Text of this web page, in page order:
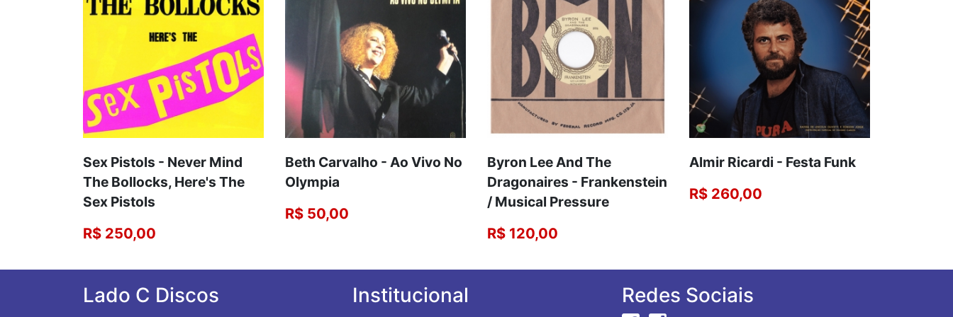
Sex Pistols - Never Mind
The Bollocks, Here's The
Sex Pistols
R$ 250,00
Beth Carvalho - Ao Vivo No
Olympia
R$ 50,00
Byron Lee And The
Dragonaires - Frankenstein
/ Musical Pressure
R$ 120,00
Almir Ricardi - Festa Funk
R$ 260,00
Lado C Discos Institucional Redes Sociais